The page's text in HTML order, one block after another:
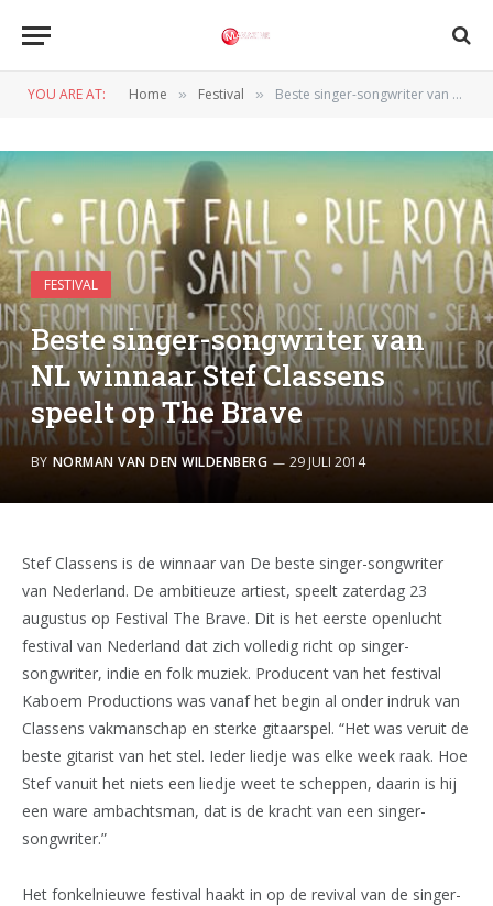
YOU ARE AT: Home » Festival » Beste singer-songwriter van NL winnaar Stef Classens speelt op The Brave
FESTIVAL
Beste singer-songwriter van
NL winnaar Stef Classens
speelt op The Brave
BY NORMAN VAN DEN WILDENBERG 29 JULI 2014
Stef Classens is de winnaar van De beste singer-songwriter
van Nederland. De ambitieuze artiest, speelt zaterdag 23
augustus op Festival The Brave. Dit is het eerste openlucht
festival van Nederland dat zich volledig richt op singer-
songwriter, indie en folk muziek. Producent van het festival
Kaboem Productions was vanaf het begin al onder indruk van
Classens vakmanschap en sterke gitaarspel. “Het was veruit de
beste gitarist van het stel. Ieder liedje was elke week raak. Hoe
Stef vanuit het niets een liedje weet te scheppen, daarin is hij
een ware ambachtsman, dat is de kracht van een singer-
songwriter.”
Het fonkelnieuwe festival haakt in op de revival van de singer-